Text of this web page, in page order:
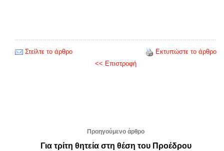
Στείλτε το άρθρο
Εκτυπώστε το άρθρο
<< Επιστροφή
Προηγούμενο άρθρο
Για τρίτη θητεία στη θέση του Προέδρου